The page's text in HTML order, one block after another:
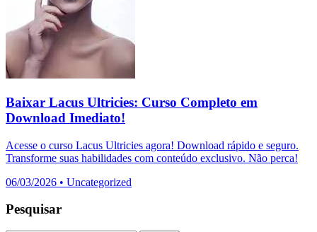
Baixar Lacus Ultricies: Curso Completo em
Download Imediato!
Acesse o curso Lacus Ultricies agora! Download rápido e seguro.
Transforme suas habilidades com conteúdo exclusivo. Não perca!
06/03/2026 • Uncategorized
Pesquisar